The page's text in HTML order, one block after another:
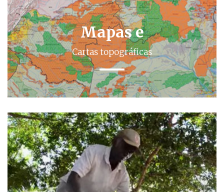
Mapas e
Cartas topográficas